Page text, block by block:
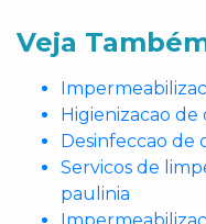
Veja
Higienizacao de
Desinfeccao de
Servicos de
paulinia